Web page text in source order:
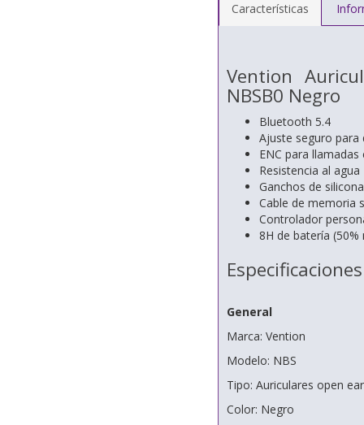
Características
Vention
NBSB0 Negro
Bluetooth 5.4
Ajuste seguro para
ENC para llamadas
Resistencia al agua
Ganchos de
Cable de memoria
Controlador
8H de batería
Especificaciones
General
Marca: Vention
Modelo: NBS
Tipo: Auriculares open ear
Color: Negro